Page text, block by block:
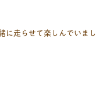
に走らせて楽しんでいまし